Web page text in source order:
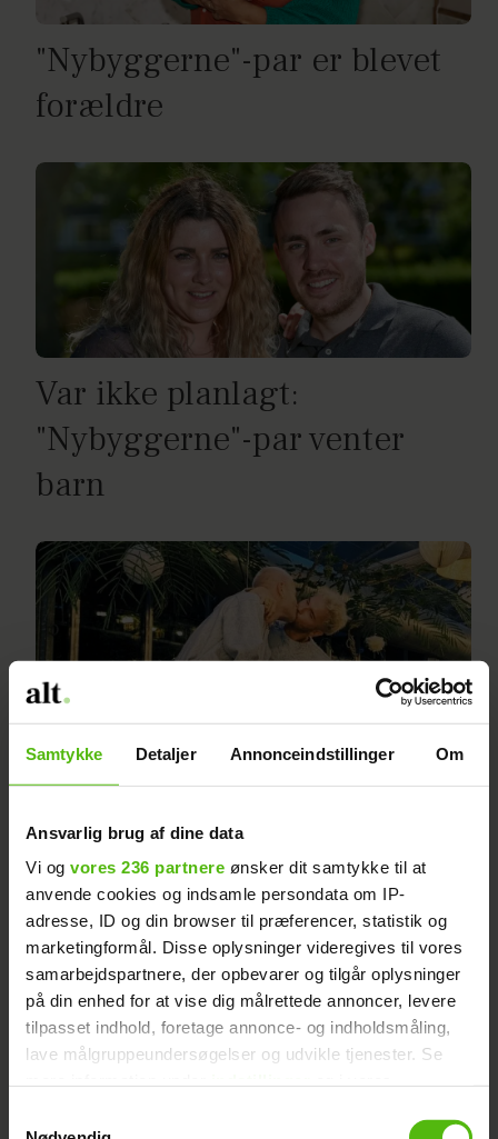
Samtykke Detaljer Annonceindstillinger Om
Ansvarlig brug af dine data
Vi og vores 236 partnere ønsker dit samtykke til at
anvende cookies og indsamle persondata om IP-
adresse, ID og din browser til præferencer, statistik og
marketingformål. Disse oplysninger videregives til vores
samarbejdspartnere, der opbevarer og tilgår oplysninger
på din enhed for at vise dig målrettede annoncer, levere
tilpasset indhold, foretage annonce- og indholdsmåling,
lave målgruppeundersøgelser og udvikle tjenester. Se
tilbage eller ændre indstillinger fra vores
"Nybyggerne"-par er blevet
forældre
Var ikke planlagt:
"Nybyggerne"-par venter
barn
TV 2-par afslører stor nyhed:
Bryllup og boligsalg
Utraditionelt bryllup: I dag